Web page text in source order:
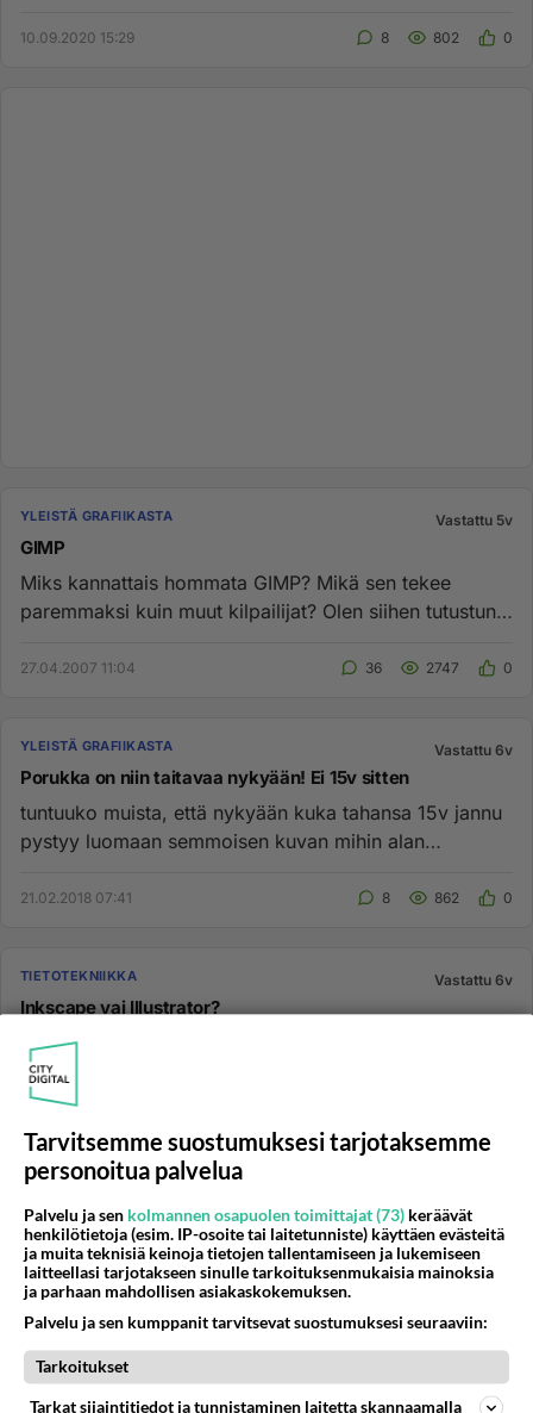
10.09.2020 15:29 8 802 0
YLEISTÄ GRAFIIKASTA Vastattu 5v
GIMP
Miks kannattais hommata GIMP? Mikä sen tekee
paremmaksi kuin muut kilpailijat? Olen siihen tutustunut
27.04.2007 11:04 36 2747 0
YLEISTÄ GRAFIIKASTA Vastattu 6v
Porukka on niin taitavaa nykyään! Ei 15v sitten
tuntuuko muista, että nykyään kuka tahansa 15v jannu
pystyy luomaan semmoisen kuvan mihin alan
21.02.2018 07:41 8 862 0
TIETOTEKNIIKKA Vastattu 6v
Inkscape vai Illustrator?
Kumpi helpompi sisäistää? Yksilöllistä joo.. kokeilen
vain toista, MacOS....
01.03.2020 14:18
GRAFIIKKA JA KUVAT Vastattu 6v
miten otetaan vieritys kuva tietokoneella.
esim s24 sivulta,olisko siihen jotain apu
ohjelmaa.win10...
17.03.2020 18:09 0
Tarvitsemme suostumuksesi tarjotaksemme
personoitua palvelua
Palvelu ja sen kolmannen osapuolen toimittajat (73) keräävät
henkilötietoja (esim. IP-osoite tai laitetunniste) käyttäen evästeitä
ja muita teknisiä keinoja tietojen tallentamiseen ja lukemiseen
laitteellasi tarjotakseen sinulle tarkoituksenmukaisia mainoksia
ja parhaan mahdollisen asiakaskokemuksen.
Palvelu ja sen kumppanit tarvitsevat suostumuksesi seuraaviin:
Tarkoitukset
Tarkat sijaintitiedot ja tunnistaminen laitetta skannaamalla